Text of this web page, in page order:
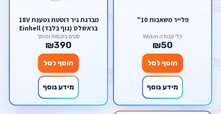
פלייר משאבות 10"
כלי עבודה Wokin
₪50
הוסף לסל
מידע נוסף
מברגת גיר רוטטת נטענת 18V
בראשלס (גוף בלבד) Einhell
18V TE-CD 18 Li-I BL
סטים בוקסות ומוסך
₪390
הוסף לסל
מידע נוסף